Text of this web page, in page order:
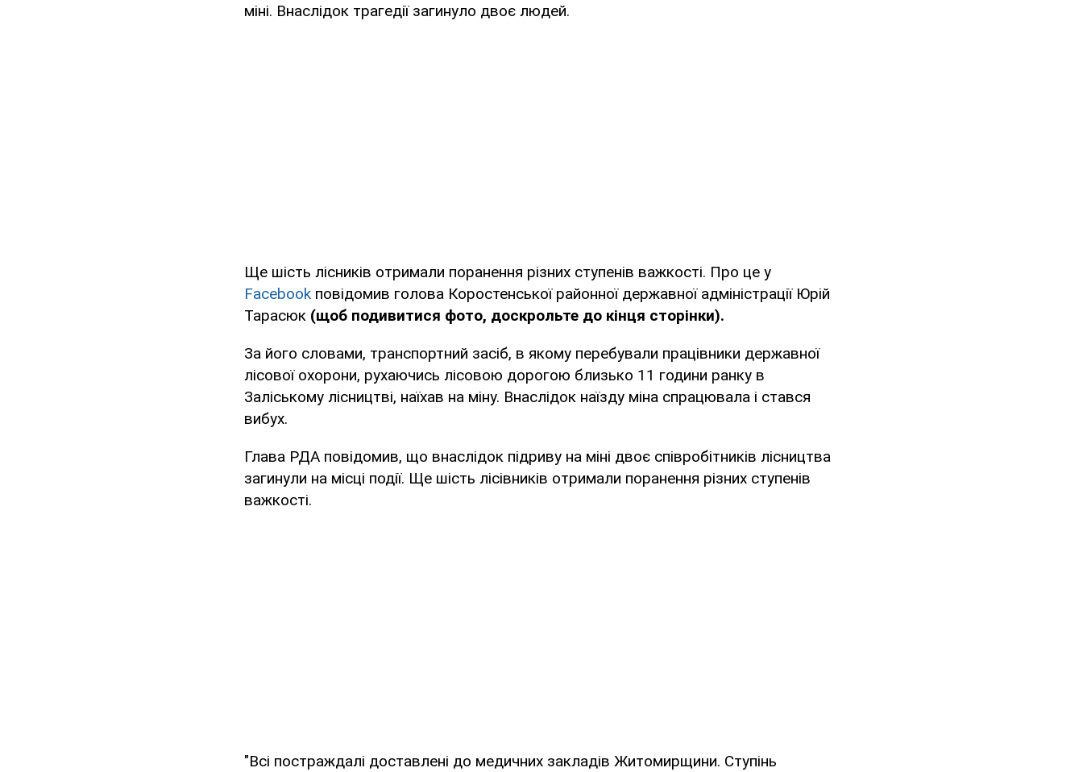
міні. Внаслідок трагедії загинуло двоє людей.
Ще шість лісників отримали поранення різних ступенів важкості. Про це у
Facebook повідомив голова Коростенської районної державної адміністрації Юрій
Тарасюк (щоб подивитися фото, доскрольте до кінця сторінки).
За його словами, транспортний засіб, в якому перебували працівники державної
лісової охорони, рухаючись лісовою дорогою близько 11 години ранку в
Заліському лісництві, наїхав на міну. Внаслідок наїзду міна спрацювала і стався
вибух.
Глава РДА повідомив, що внаслідок підриву на міні двоє співробітників лісництва
загинули на місці події. Ще шість лісівників отримали поранення різних ступенів
важкості.
"Всі постраждалі доставлені до медичних закладів Житомирщини. Ступінь